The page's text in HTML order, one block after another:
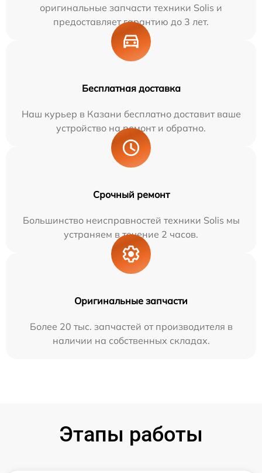
оригинальные запчасти техники Solis и
предоставляет гарантию до 3 лет.
Бесплатная доставка
Наш курьер в Казани бесплатно доставит ваше
устройство на ремонт и обратно.
Срочный ремонт
Большинство неисправностей техники Solis мы
устраняем в течение 2 часов.
Оригинальные запчасти
Более 20 тыс. запчастей от производителя в
наличии на собственных складах.
Этапы работы